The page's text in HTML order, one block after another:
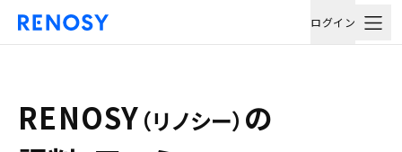
ログイン
RENOSY （リノシー） の